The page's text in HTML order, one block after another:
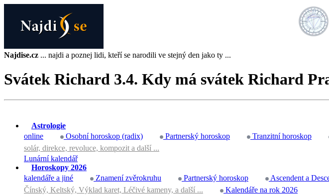
Najdise.cz ... najdi a poznej lidi, kteří se narodili ve stejný den jako ty ...
Svátek Richard 3.4. Kdy má svátek Richard
Astrologie
online
Osobní horoskop (radix) Partnerský horoskop Tranzitní horoskop
solár, direkce, revoluce, kompozit a další ...
Lunární kalendář
Horoskopy 2026
kalendáře a jiné
Znamení zvěrokruhu Partnerský horoskop Ascendent a
Čínský, Keltský, Výklad karet, Léčivé kameny, a další ...
Kalendáře na rok 2026